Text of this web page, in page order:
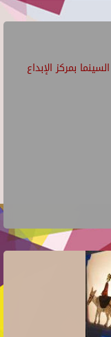
بمركز الإبداع